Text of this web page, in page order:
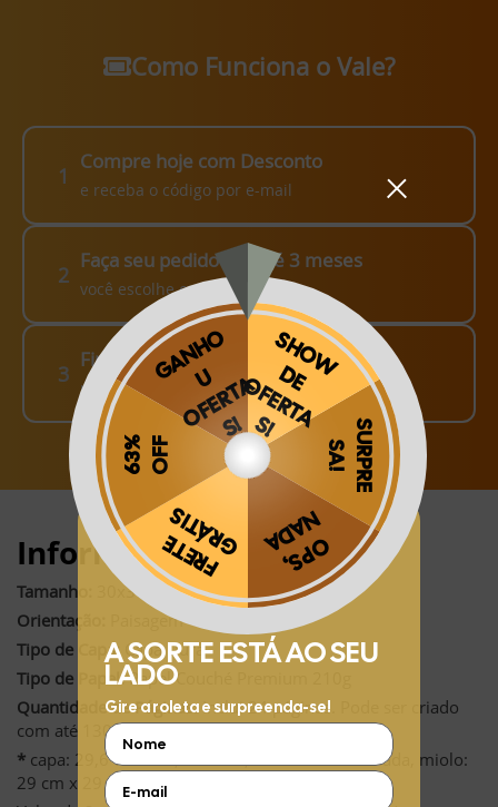
Como Funciona o Vale?
1
Compre hoje com Desconto
e receba o código por e-mail
2
Faça seu pedido em até 3 meses
você escolhe como fazer!
3
Finalize o seu Pedido!
pague o Frete e receba em sua casa
Informações:
Tamanho:
30x30cm (fechado)*
Orientação:
Paisagem
Tipo de Capa:Capa Dura
Tipo de Papel:Papel Couché Premium 210g
Quantidade de Páginas:Inclui 24 páginas. Pode ser criado
com até 130 páginas.
* capa: 29,6 cm x 29,6 cm e 0,8 a 2 cm de lombada, miolo:
29 cm x 29 cm
Obrigado por se cadastrar na
Aproveite e receba as novidades e ofertas exclusivas da